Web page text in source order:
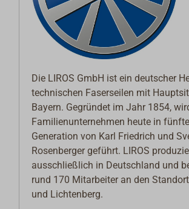
Die LIROS GmbH ist ein deutscher
technischen Faserseilen mit
Bayern. Gegründet im Jahr 1854,
Familienunternehmen heute in
Generation von Karl Friedrich und
Rosenberger geführt. LIROS
ausschließlich in Deutschland und
rund 170 Mitarbeiter an den
und Lichtenberg.